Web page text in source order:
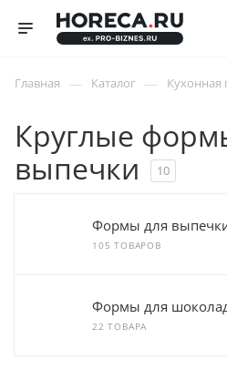
Главная — Каталог — Кухонная
Круглые
выпечки
10
Формы для
105 ТОВАРОВ
Формы для
22 ТОВАРА